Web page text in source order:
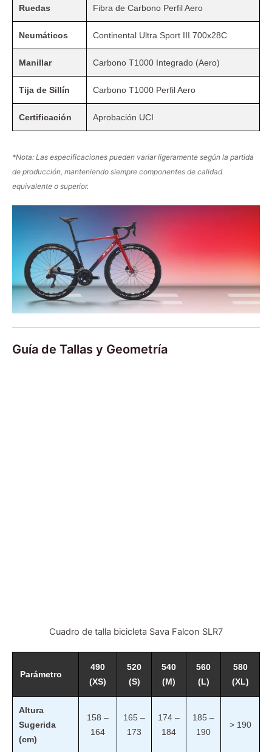
Ruedas Fibra de Carbono Perfil Aero
Neumáticos Continental Ultra Sport III 700x28C
Manillar Carbono T1000 Integrado (Aero)
Tija de Sillín Carbono T1000 Perfil Aero
Certificación Aprobación UCI
*Nota: Las especificaciones pueden variar ligeramente según la partida
de producción, manteniendo siempre componentes de calidad
equivalente o superior.
Guía de Tallas y Geometría
Cuadro de talla bicicleta Sava Falcon SLR7
Parámetro
490
(XS)
520
(S)
540
(M)
560
(L)
580
(XL)
Altura
Sugerida
(cm)
158 –
164
165 –
173
174 –
184
185 –
190
> 190